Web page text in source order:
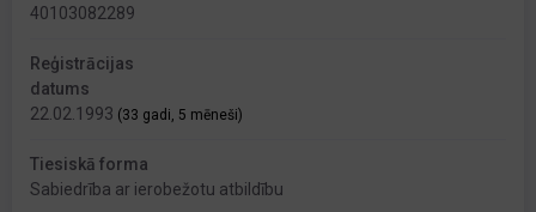
40103082289
Reģistrācijas
datums
22.02.1993 (33 gadi, 5 mēneši)
Tiesiskā forma
Sabiedrība ar ierobežotu atbildību